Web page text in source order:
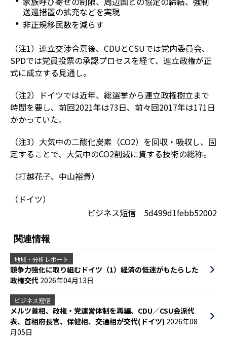
送還措置の拡充などを実現
非正規移民数を減らす
（注1）連立交渉合意後、CDUとCSUでは党内委員会、
SPDでは党員投票の承認プロセスを経て、連立政権が正
式に成立する見通し。
（注2）ドイツでは近年、総選挙から連立政権樹立まで
時間を要し、前回2021年は73日、前々回2017年は171日
かかっていた。
（注3）大気中の二酸化炭素（CO2）を回収・吸収し、固
定することで、大気中のCO2削減に資する技術の総称。
（打越花子、中山裕貴）
（ドイツ）
ビジネス短信 5d499d1febb52002
関連情報
地域・分析レポート
競争力強化に取り組むドイツ（1）経済の低迷がもたらした
政権交代 2026年04月13日
ビジネス短信
メルツ首相、政権・党運営体制を再編、CDU／CSU会派代
表、首相府長官、保健相、交通相が交代(ドイツ) 2026年08
月05日